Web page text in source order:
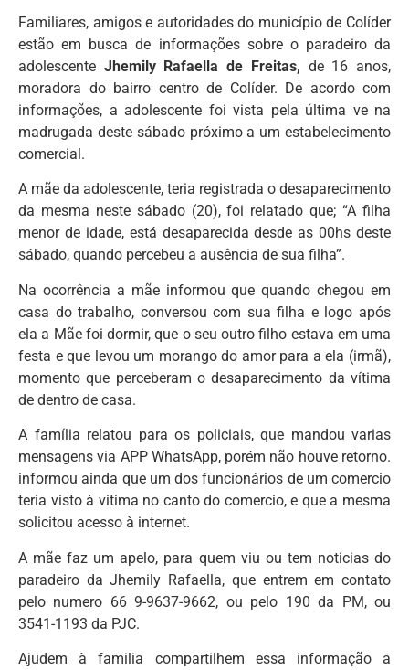
Familiares, amigos e autoridades do município de Colíder
estão em busca de informações sobre o paradeiro da
adolescente Jhemily Rafaella de Freitas, de 16 anos,
moradora do bairro centro de Colíder. De acordo com
informações, a adolescente foi vista pela última ve na
madrugada deste sábado próximo a um estabelecimento
comercial.
A mãe da adolescente, teria registrada o desaparecimento
da mesma neste sábado (20), foi relatado que; “A filha
menor de idade, está desaparecida desde as 00hs deste
sábado, quando percebeu a ausência de sua filha”.
Na ocorrência a mãe informou que quando chegou em
casa do trabalho, conversou com sua filha e logo após
ela a Mãe foi dormir, que o seu outro filho estava em uma
festa e que levou um morango do amor para a ela (irmã),
momento que perceberam o desaparecimento da vítima
de dentro de casa.
A família relatou para os policiais, que mandou varias
mensagens via APP WhatsApp, porém não houve retorno.
informou ainda que um dos funcionários de um comercio
teria visto à vitima no canto do comercio, e que a mesma
solicitou acesso à internet.
A mãe faz um apelo, para quem viu ou tem noticias do
paradeiro da Jhemily Rafaella, que entrem em contato
pelo numero 66 9-9637-9662, ou pelo 190 da PM, ou
3541-1193 da PJC.
Ajudem à familia compartilhem essa informação a